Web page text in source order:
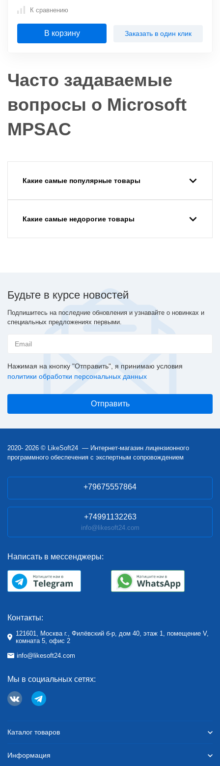
К сравнению
В корзину Заказать в один клик
Часто задаваемые
вопросы о Microsoft
MPSAC
Какие самые популярные товары
Какие самые недорогие товары
Будьте в курсе новостей
Подпишитесь на последние обновления и узнавайте о новинках и
специальных предложениях первыми.
Нажимая на кнопку "Отправить", я принимаю условия
политики обработки персональных данных
2020- 2026 © LikeSoft24 — Интернет-магазин лицензионного
программного обеспечения с экспертным сопровождением
+79675557864
+74991132263
info@likesoft24.com
Написать в мессенджеры:
Контакты:
121601, Москва г., Филёвский б-р, дом 40, этаж 1, помещение V,
комната 5, офис 2
info@likesoft24.com
Мы в социальных сетях:
Каталог товаров
Информация